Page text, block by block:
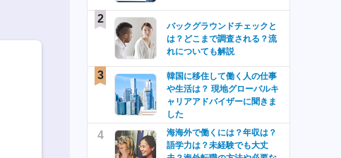
2
バックグラウンドチェックと
は？どこまで調査される？流
れについても解説
3
韓国に移住して働く人の仕事
や生活は？ 現地グローバルキ
ャリアアドバイザーに聞きま
した
4
海海外で働くには？年収は？
語学力は？未経験でも大丈